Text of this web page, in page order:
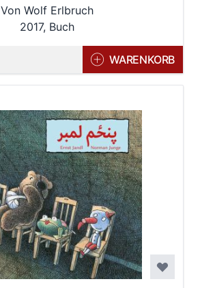
Von Wolf Erlbruch
2017, Buch
WARENKORB